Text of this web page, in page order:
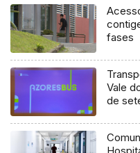
fases
Vale
de